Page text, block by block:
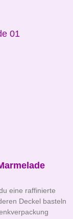
eine raffinierte
Deckel basteln